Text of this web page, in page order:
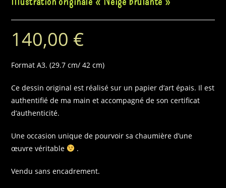
140,00 €
Format A3. (29.7 cm/ 42 cm)
Ce dessin original est réalisé sur un papier d’art épais. Il est
authentifié de ma main et accompagné de son certificat
d’authenticité.
Une occasion unique de pourvoir sa chaumière d’une
œuvre véritable
.
Vendu sans encadrement.